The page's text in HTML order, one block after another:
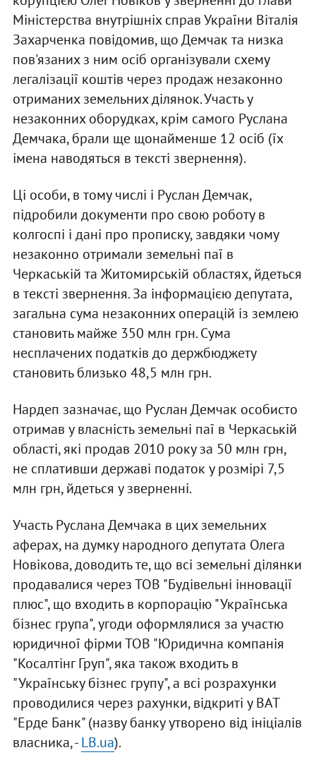
Міністерства внутрішніх справ України Віталія
Захарченка повідомив, що Демчак та низка
пов'язаних з ним осіб організували схему
легалізації коштів через продаж незаконно
отриманих земельних ділянок. Участь у
незаконних оборудках, крім самого Руслана
Демчака, брали ще щонайменше 12 осіб (їх
імена наводяться в тексті звернення).
Ці особи, в тому числі і Руслан Демчак,
підробили документи про свою роботу в
колгоспі і дані про прописку, завдяки чому
незаконно отримали земельні паї в
Черкаській та Житомирській областях, йдеться
в тексті звернення. За інформацією депутата,
загальна сума незаконних операцій із землею
становить майже 350 млн грн. Сума
несплачених податків до держбюджету
становить близько 48,5 млн грн.
Нардеп зазначає, що Руслан Демчак особисто
отримав у власність земельні паї в Черкаській
області, які продав 2010 року за 50 млн грн,
не сплативши державі податок у розмірі 7,5
млн грн, йдеться у зверненні.
Участь Руслана Демчака в цих земельних
аферах, на думку народного депутата Олега
Новікова, доводить те, що всі земельні ділянки
продавалися через ТОВ "Будівельні інновації
плюс", що входить в корпорацію "Українська
бізнес група", угоди оформлялися за участю
юридичної фірми ТОВ "Юридична компанія
"Косалтінг Груп", яка також входить в
"Українську бізнес групу", а всі розрахунки
проводилися через рахунки, відкриті у ВАТ
"Ерде Банк" (назву банку утворено від ініціалів
власника, -LB.ua).